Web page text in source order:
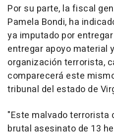
Por su parte, la fiscal
Pamela Bondi, ha
ya imputado por
entregar apoyo material
organización terrorista,
comparecerá este
tribunal del estado de
"Este malvado terrorista
brutal asesinato de 13